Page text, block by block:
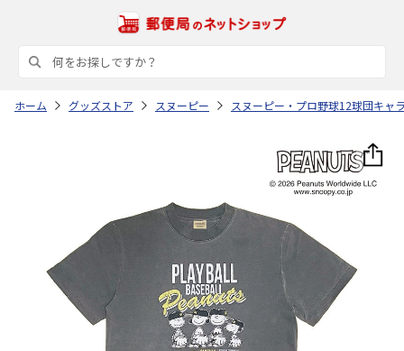
ホーム グッズストア スヌーピー スヌーピー・プロ野球12球団キャ